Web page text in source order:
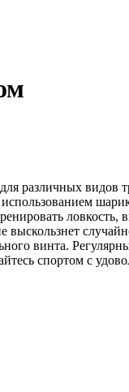
различных
винта.
спортом с